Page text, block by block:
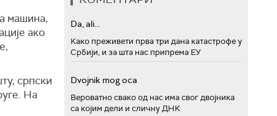
машина,
ако
српски
На
Da, ali...
Како преживети прва три дана катастрофе у
Србији, и за шта нас припрема ЕУ
Dvojnik mog oca
Вероватно свако од нас има свог двојника
са којим дели и сличну ДНК